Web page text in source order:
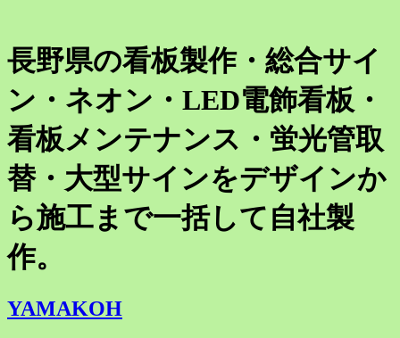
長野県の看板製作・総合サイ
ン・ネオン・LED電飾看板・
看板メンテナンス・蛍光管取
替・大型サインをデザインか
ら施工まで一括して自社製
作。
YAMAKOH